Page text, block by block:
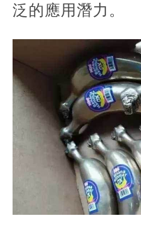
泛的應用潛力。